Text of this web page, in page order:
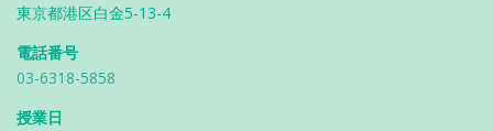
東京都港区白金5-13-4
電話番号
03-6318-5858
授業日